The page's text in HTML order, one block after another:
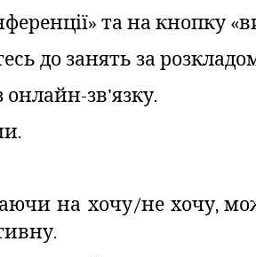
та на кнопку
до занять за
зв’язку.
на хочу/не хочу,